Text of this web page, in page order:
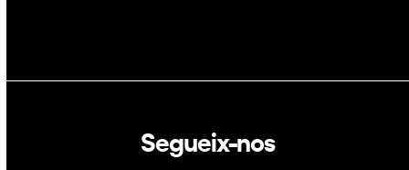
Segueix-nos